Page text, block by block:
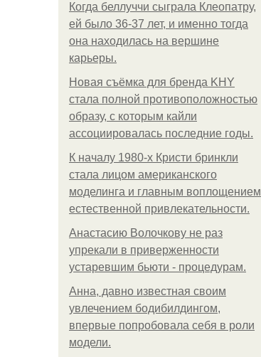
Когда беллуччи сыграла Клеопатру,
ей было 36-37 лет, и именно тогда
она находилась на вершине
карьеры.
Новая съёмка для бренда KHY
стала полной противоположностью
образу, с которым кайли
ассоциировалась последние годы.
К началу 1980-х Кристи бринкли
стала лицом американского
моделинга и главным воплощением
естественной привлекательности.
Анастасию Волочкову не раз
упрекали в приверженности
устаревшим бьюти - процедурам.
Анна, давно известная своим
увлечением бодибилдингом,
впервые попробовала себя в роли
модели.